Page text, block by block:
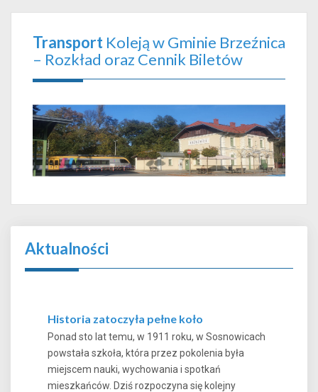
Transport Koleją w Gminie Brzeźnica
– Rozkład oraz Cennik Biletów
Aktualności
Historia zatoczyła pełne koło
Ponad sto lat temu, w 1911 roku, w Sosnowicach
powstała szkoła, która przez pokolenia była
miejscem nauki, wychowania i spotkań
mieszkańców. Dziś rozpoczyna się kolejny